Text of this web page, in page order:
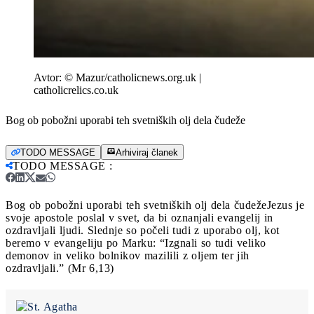
Avtor: © Mazur/catholicnews.org.uk |
catholicrelics.co.uk
Bog ob pobožni uporabi teh svetniških olj dela čudeže
TODO MESSAGE Arhiviraj članek
TODO MESSAGE :
Bog ob pobožni uporabi teh svetniških olj dela čudežeJezus je
svoje apostole poslal v svet, da bi oznanjali evangelij in
ozdravljali ljudi. Slednje so počeli tudi z uporabo olj, kot
beremo v evangeliju po Marku: “Izgnali so tudi veliko
demonov in veliko bolnikov mazilili z oljem ter jih
ozdravljali.” (Mr 6,13)